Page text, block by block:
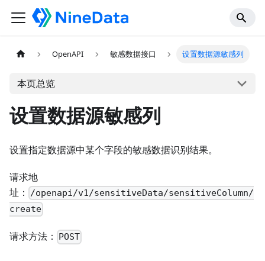
OpenAPI 敏感数据接口 设置数据源敏感列
本页总览
设置数据源敏感列
设置指定数据源中某个字段的敏感数据识别结果。
请求地
址：
/openapi/v1/sensitiveData/sensitiveColumn/
create
请求方法： POST